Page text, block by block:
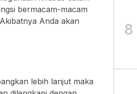
bermacam-macam
Anda akan
lebih lanjut maka
8